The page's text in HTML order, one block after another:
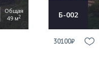
Общая
49 м2 Б-002
30100₽